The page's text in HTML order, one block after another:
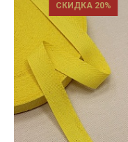
СКИДКА 20%